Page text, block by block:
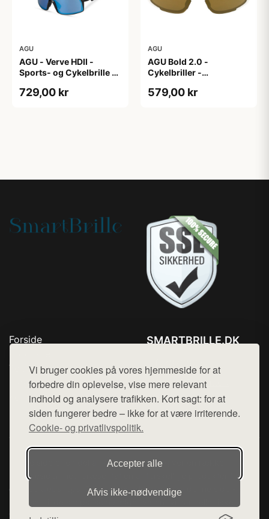
Vi bruger cookies på vores hjemmeside for at
forbedre din oplevelse, vise mere relevant
indhold og analysere trafikken. Kort sagt: for at
siden fungerer bedre – ikke for at være irriterende.
Cookie- og privatlivspolitik.
Accepter alle
Afvis ikke‑nødvendige
AGU
AGU - Verve HDII -
Sports- og Cykelbrille -
Sort/Gul
729,00 kr
AGU
AGU Bold 2.0 -
Cykelbriller -
579,00 kr
Forside
Top Rabatter
Blog
Kontakt
SMARTBRILLE.DK
Mail: hej@want.dk
Cookie- og privatlivspolitik
Denne side er en del af want.dk, der udgiver en række
hjemmesider med præsentation af forskellige produkter fra
diverse webshops. Der sælges ikke varer fra denne side - vi
varerne på lager.